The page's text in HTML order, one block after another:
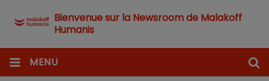
Bienvenue sur la Newsroom de Malakoff
Humanis
MENU